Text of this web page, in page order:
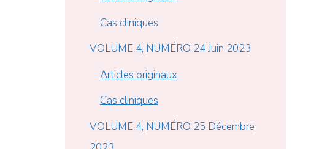
Cas cliniques
VOLUME 4, NUMÉRO 24 Juin 2023
Articles originaux
Cas cliniques
VOLUME 4, NUMÉRO 25 Décembre